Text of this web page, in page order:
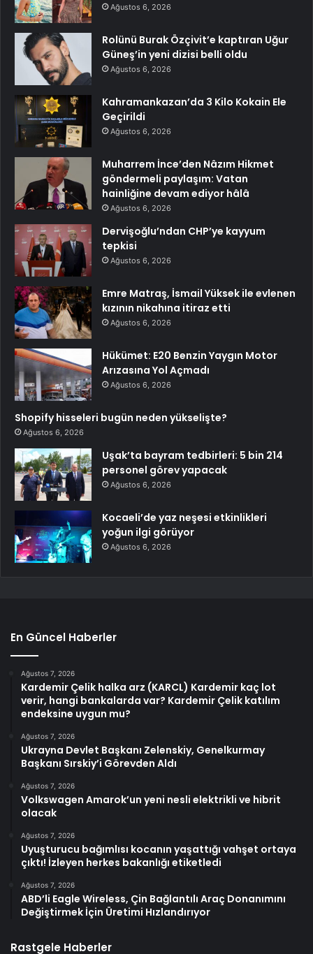
Ağustos 6, 2026
Rolünü Burak Özçivit’e kaptıran Uğur
Güneş’in yeni dizisi belli oldu
Ağustos 6, 2026
Kahramankazan’da 3 Kilo Kokain Ele
Geçirildi
Ağustos 6, 2026
Muharrem İnce’den Nâzım Hikmet
göndermeli paylaşım: Vatan
hainliğine devam ediyor hâlâ
Ağustos 6, 2026
Dervişoğlu’ndan CHP’ye kayyum
tepkisi
Ağustos 6, 2026
Emre Matraş, İsmail Yüksek ile evlenen
kızının nikahına itiraz etti
Ağustos 6, 2026
Hükümet: E20 Benzin Yaygın Motor
Arızasına Yol Açmadı
Ağustos 6, 2026
Shopify hisseleri bugün neden yükselişte?
Ağustos 6, 2026
Uşak’ta bayram tedbirleri: 5 bin 214
personel görev yapacak
Ağustos 6, 2026
Kocaeli’de yaz neşesi etkinlikleri
yoğun ilgi görüyor
Ağustos 6, 2026
En Güncel Haberler
Ağustos 7, 2026
Kardemir Çelik halka arz (KARCL) Kardemir kaç lot
verir, hangi bankalarda var? Kardemir Çelik katılım
endeksine uygun mu?
Ağustos 7, 2026
Ukrayna Devlet Başkanı Zelenskiy, Genelkurmay
Başkanı Sırskiy’i Görevden Aldı
Ağustos 7, 2026
Volkswagen Amarok’un yeni nesli elektrikli ve hibrit
olacak
Ağustos 7, 2026
Uyuşturucu bağımlısı kocanın yaşattığı vahşet ortaya
çıktı! İzleyen herkes bakanlığı etiketledi
Ağustos 7, 2026
ABD’li Eagle Wireless, Çin Bağlantılı Araç Donanımını
Değiştirmek İçin Üretimi Hızlandırıyor
Rastgele Haberler